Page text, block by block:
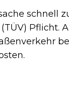
schnell
Pflicht.